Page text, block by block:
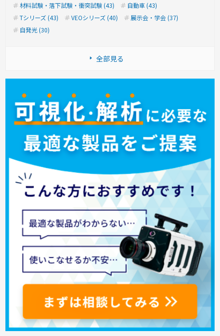
材料試験・落下試験・衝突試験 (43)
自動車 (43)
Tシリーズ (43)
VEOシリーズ (40)
展示会・学会 (37)
自発光 (30)
全部見る